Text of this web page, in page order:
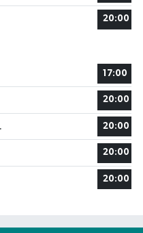
20:00
17:00
20:00
20:00
20:00
20:00